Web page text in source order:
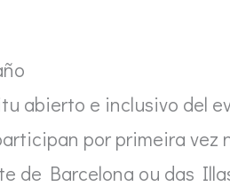
abierto e inclusivo del
por primeira vez
de Barcelona ou das